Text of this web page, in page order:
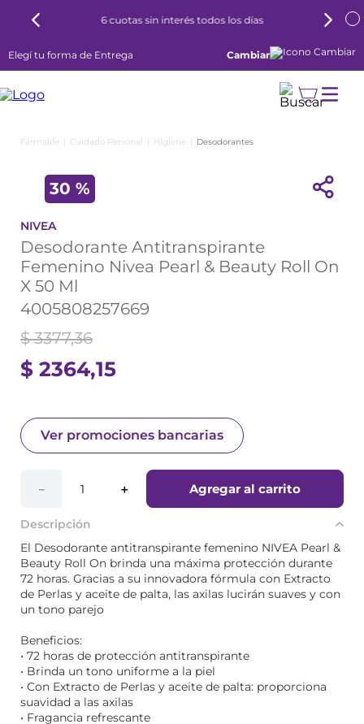
6 cuotas sin interés todos los días
Elegí tu forma de Entrega Cambiar
Cuidado Personal Higiene Desodorantes
30 %
NIVEA
Desodorante Antitranspirante
Femenino Nivea Pearl & Beauty Roll On
X 50 Ml
4005808257669
$ 2364,15
$ 3377,36
Ver promociones bancarias
＋
－ Agregar al carrito
Descripción
El Desodorante antitranspirante femenino NIVEA Pearl &
Beauty Roll On brinda una máxima protección durante
72 horas. Gracias a su innovadora fórmula con Extracto
de Perlas y aceite de palta, las axilas lucirán suaves y con
un tono parejo
Beneficios:
• 72 horas de protección antitranspirante
• Brinda un tono uniforme a la piel
• Con Extracto de Perlas y aceite de palta: proporciona
suavidad a las axilas
• Fragancia refrescante